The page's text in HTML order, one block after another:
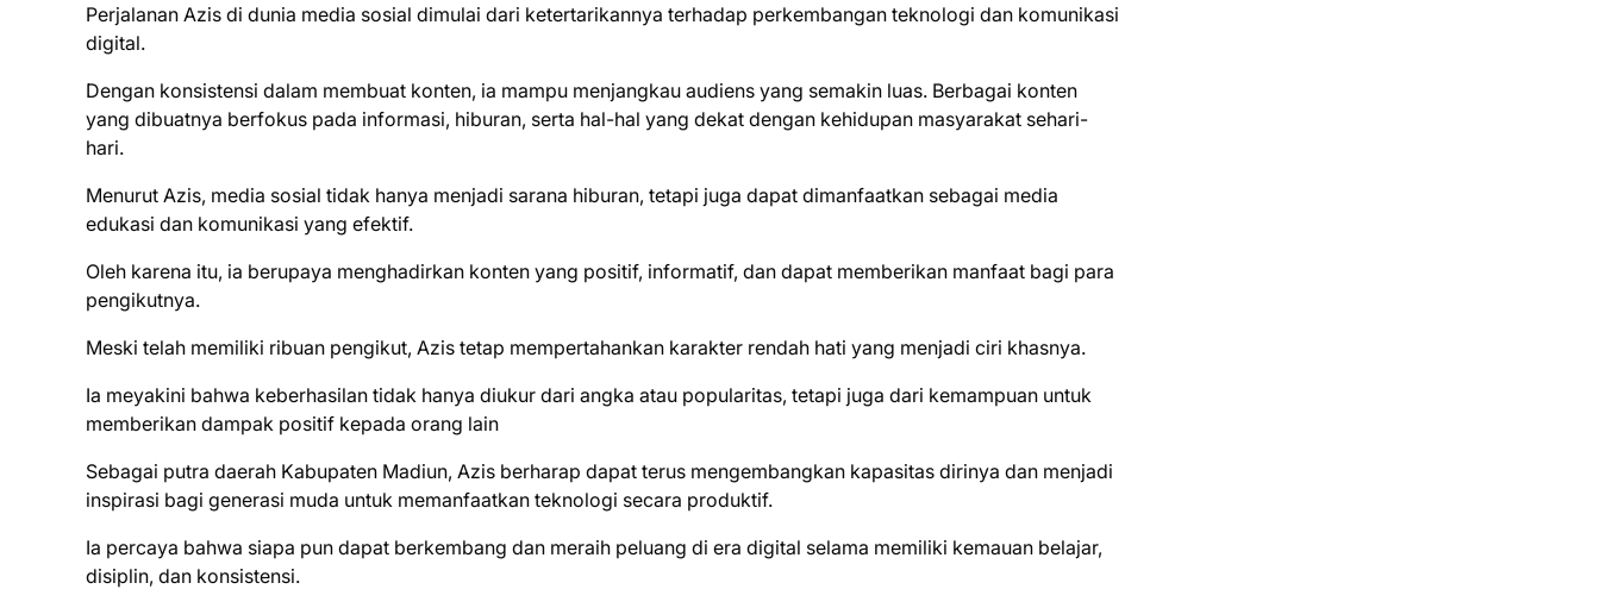
Perjalanan Azis di dunia media sosial dimulai dari ketertarikannya terhadap perkembangan teknologi dan komunikasi
digital.
Dengan konsistensi dalam membuat konten, ia mampu menjangkau audiens yang semakin luas. Berbagai konten
yang dibuatnya berfokus pada informasi, hiburan, serta hal-hal yang dekat dengan kehidupan masyarakat sehari-
hari.
Menurut Azis, media sosial tidak hanya menjadi sarana hiburan, tetapi juga dapat dimanfaatkan sebagai media
edukasi dan komunikasi yang efektif.
Oleh karena itu, ia berupaya menghadirkan konten yang positif, informatif, dan dapat memberikan manfaat bagi para
pengikutnya.
Meski telah memiliki ribuan pengikut, Azis tetap mempertahankan karakter rendah hati yang menjadi ciri khasnya.
Ia meyakini bahwa keberhasilan tidak hanya diukur dari angka atau popularitas, tetapi juga dari kemampuan untuk
memberikan dampak positif kepada orang lain
Sebagai putra daerah Kabupaten Madiun, Azis berharap dapat terus mengembangkan kapasitas dirinya dan menjadi
inspirasi bagi generasi muda untuk memanfaatkan teknologi secara produktif.
Ia percaya bahwa siapa pun dapat berkembang dan meraih peluang di era digital selama memiliki kemauan belajar,
disiplin, dan konsistensi.